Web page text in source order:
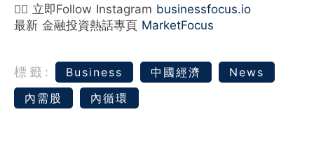
👉🏻 立即Follow Instagram businessfocus.io
最新 金融投資熱話專頁 MarketFocus
標籤: Business 中國經濟
News
內需股
內循環